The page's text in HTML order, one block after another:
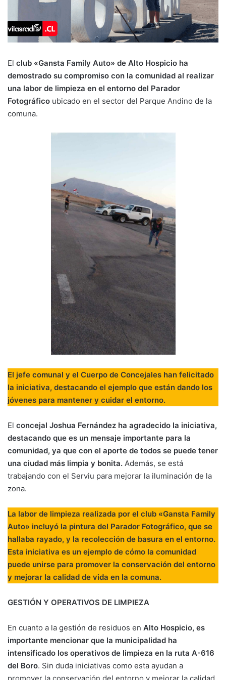
El club «Gansta Family Auto» de Alto Hospicio ha
demostrado su compromiso con la comunidad al realizar
una labor de limpieza en el entorno del Parador
Fotográfico ubicado en el sector del Parque Andino de la
comuna.
El jefe comunal y el Cuerpo de Concejales han felicitado
la iniciativa, destacando el ejemplo que están dando los
jóvenes para mantener y cuidar el entorno.
El concejal Joshua Fernández ha agradecido la iniciativa,
destacando que es un mensaje importante para la
comunidad, ya que con el aporte de todos se puede tener
una ciudad más limpia y bonita. Además, se está
trabajando con el Serviu para mejorar la iluminación de la
zona.
La labor de limpieza realizada por el club «Gansta Family
Auto» incluyó la pintura del Parador Fotográfico, que se
hallaba rayado, y la recolección de basura en el entorno.
Esta iniciativa es un ejemplo de cómo la comunidad
puede unirse para promover la conservación del entorno
y mejorar la calidad de vida en la comuna.
GESTIÓN Y OPERATIVOS DE LIMPIEZA
En cuanto a la gestión de residuos en Alto Hospicio, es
importante mencionar que la municipalidad ha
intensificado los operativos de limpieza en la ruta A-616
del Boro. Sin duda iniciativas como esta ayudan a